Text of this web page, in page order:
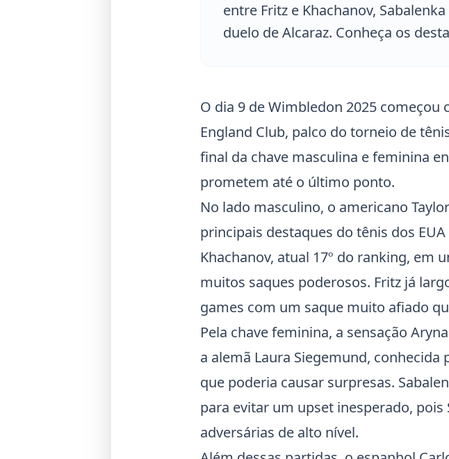
entre Fritz e Khachanov,
duelo de Alcaraz. Conheça os
O dia 9 deWimbledon 2025 começou
England Club, palco do torneio de
final da chave masculina e feminina
prometem até o último ponto.
No lado masculino, o americano
principais destaques do tênis dos
Khachanov, atual 17º do ranking, em
muitos saques poderosos. Fritz já
games com um saque muito afiado
Pela chave feminina, a sensação
a alemã Laura Siegemund,
que poderia causar surpresas.
para evitar um upset inesperado,
adversárias de alto nível.